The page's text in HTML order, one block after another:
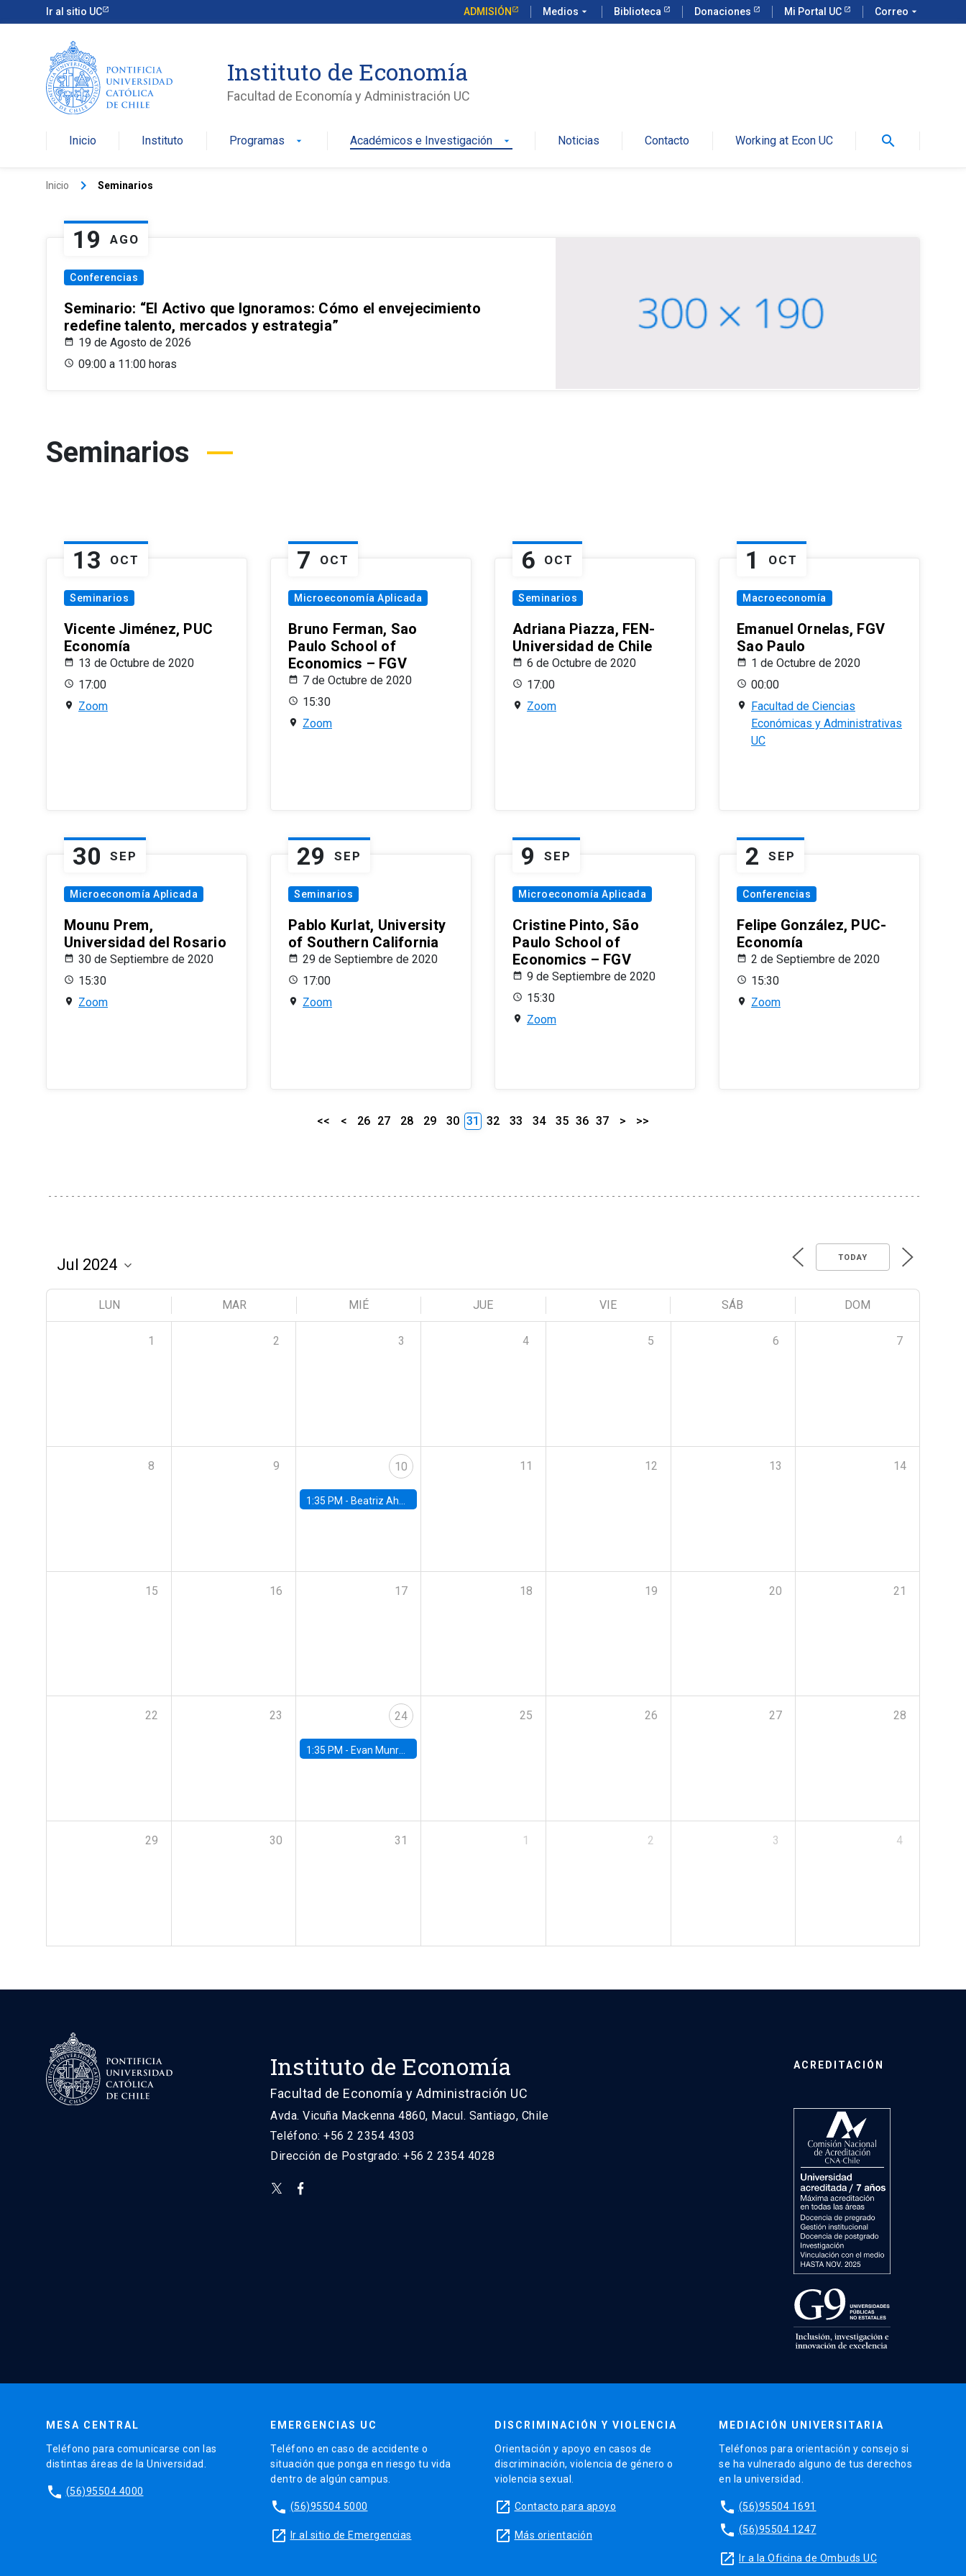
Ir al sitio UC ADMISIÓN Medios arrow_drop_down Biblioteca Donaciones Mi Portal UC Correo arrow_drop_down
Instituto de Economía
Facultad de Economía y Administración UC
Inicio Instituto Programas arrow_drop_down Académicos e Investigación arrow_drop_down Noticias Contacto Working at Econ UC search
Inicio keyboard_arrow_right Seminarios
19 AGO
Conferencias
Seminario: “El Activo que Ignoramos: Cómo el envejecimiento
redefine talento, mercados y estrategia”
19 de Agosto de 2026
09:00 a 11:00 horas
Seminarios
13 OCT
Seminarios
Vicente Jiménez, PUC
Economía
13 de Octubre de 2020
17:00
Zoom
7 OCT
Microeconomía Aplicada
Bruno Ferman, Sao
Paulo School of
Economics – FGV
7 de Octubre de 2020
15:30
Zoom
6 OCT
Seminarios
Adriana Piazza, FEN-
Universidad de Chile
6 de Octubre de 2020
17:00
Zoom
1 OCT
Macroeconomía
Emanuel Ornelas, FGV
Sao Paulo
1 de Octubre de 2020
00:00
Facultad de Ciencias
Económicas y Administrativas
UC
30 SEP
Microeconomía Aplicada
Mounu Prem,
Universidad del Rosario
30 de Septiembre de 2020
15:30
Zoom
29 SEP
Seminarios
Pablo Kurlat, University
of Southern California
29 de Septiembre de 2020
17:00
Zoom
9 SEP
Microeconomía Aplicada
Cristine Pinto, São
Paulo School of
Economics – FGV
9 de Septiembre de 2020
15:30
Zoom
2 SEP
Conferencias
Felipe González, PUC-
Economía
2 de Septiembre de 2020
15:30
Zoom
<< < 26 27 28 29 30 31 32 33 34 35 36 37 > >>
TODAY
LUN MAR MIÉ JUE VIE SÁB DOM
1 2 3 4 5 6 7
8 9 10
1:35 PM - Beatriz Ahumada, PhD candidate, Universidad de Pittsburgh
11 12 13 14
15 16 17 18 19 20 21
22 23 24
1:35 PM - Evan Munro, Neyman Visiting Assistant Professor in the Department of Statistics at UC Berkeley
25 26 27 28
29 30 31 1 2 3 4
Instituto de Economía
Facultad de Economía y Administración UC
Avda. Vicuña Mackenna 4860, Macul. Santiago, Chile
Teléfono: +56 2 2354 4303
Dirección de Postgrado: +56 2 2354 4028
ACREDITACIÓN
MESA CENTRAL
Teléfono para comunicarse con las
distintas áreas de la Universidad.
phone (56)95504 4000
EMERGENCIAS UC
Teléfono en caso de accidente o
situación que ponga en riesgo tu vida
dentro de algún campus.
phone (56)95504 5000
launch Ir al sitio de Emergencias
DISCRIMINACIÓN Y VIOLENCIA
Orientación y apoyo en casos de
discriminación, violencia de género o
violencia sexual.
launch Contacto para apoyo
launch Más orientación
MEDIACIÓN UNIVERSITARIA
Teléfonos para orientación y consejo si
se ha vulnerado alguno de tus derechos
en la universidad.
phone (56)95504 1691
phone (56)95504 1247
launch Ir a la Oficina de Ombuds UC